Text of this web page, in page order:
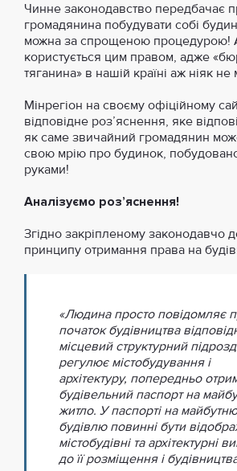
Чинне законодавство передбачає
громадянина побудувати собі
можна за спрощеною процедурою!
користується цим правом, адже
тяганина» в нашій країні аж ніяк не
Мінрегіон на своєму офіційному
відповідне роз’яснення, яке
як саме звичайний громадянин
свою мрію про будинок,
руками!
Аналізуємо роз’яснення!
Згідно закріпленому законодавчо
принципу отримання права на
«Людина просто повідомляє
початок будівництва
місцевий структурний
регулює містобудування і
архітектуру, попередньо
будівельний паспорт на
житло. У паспорті на майбутню
будівлю повинні бути
містобудівні та архітектурні
до її розміщення і